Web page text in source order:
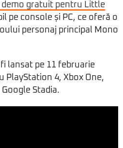
demo gratuit pentru Little
pe console și PC, ce oferă o
personaj principal Mono
lansat pe 11 februarie
PlayStation 4, Xbox One,
Stadia.